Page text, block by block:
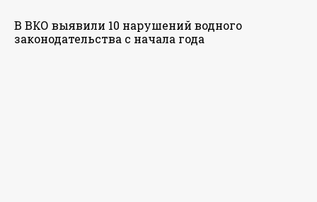
В ВКО выявили 10 нарушений водного
законодательства с начала года